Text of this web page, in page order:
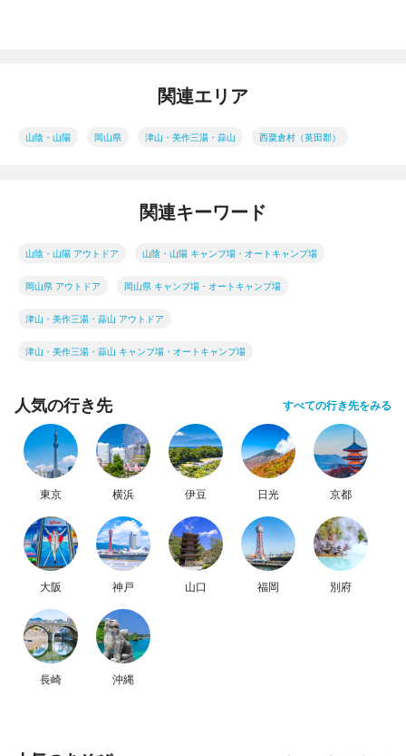
関連エリア
山陰・山陽 岡山県 津山・美作三湯・蒜山 西粟倉村（英田郡）
関連キーワード
山陰・山陽 アウトドア 山陰・山陽 キャンプ場・オートキャンプ場
岡山県 アウトドア 岡山県 キャンプ場・オートキャンプ場
津山・美作三湯・蒜山 アウトドア
津山・美作三湯・蒜山 キャンプ場・オートキャンプ場
人気の行き先 すべての行き先をみる
東京 横浜 伊豆 日光 京都
大阪 神戸 山口 福岡 別府
長崎 沖縄